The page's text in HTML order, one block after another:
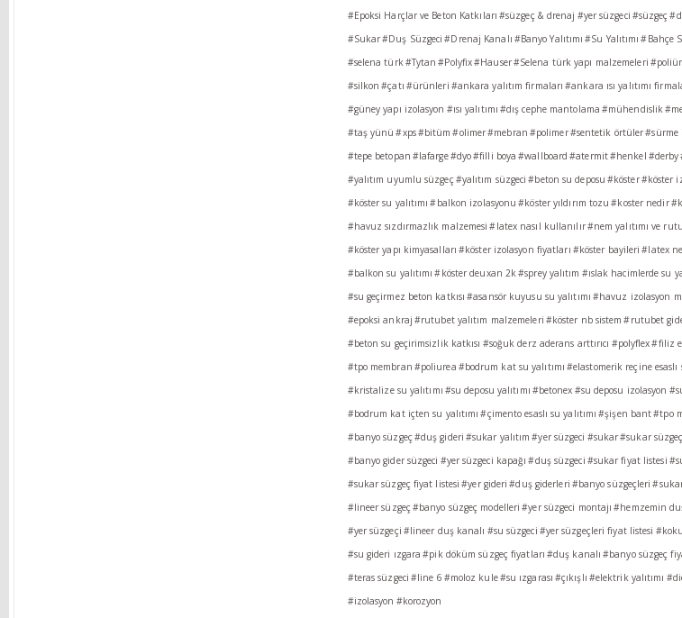
#Epoksi Harçlar ve Beton Katkıları #süzgeç & drenaj #yer süzgeci #süzgeç
#Sukar#Duş Süzgeci #Drenaj Kanalı #Banyo Yalıtımı #Su Yalıtımı #Bahçe
#selena türk#Tytan #Polyfix#Hauser#Selena türk yapı malzemeleri
#silkon #çatı #ürünleri #ankara yalıtım firmaları #ankara ısı yalıtımı
#güney yapı izolasyon #ısı yalıtımı #dış cephe mantolama #mühendislik
#taş yünü #xps#bitüm #olimer#mebran #polimer#sentetik örtüler#sürme
#tepe betopan #lafarge#dyo#filli boya #wallboard #atermit#henkel #derby
#yalıtım uyumlu süzgeç#yalıtım süzgeci #beton su deposu #köster#köster
#köster su yalıtımı #balkon izolasyonu #köster yıldırım tozu #koster nedir
#havuz sızdırmazlık malzemesi #latex nasıl kullanılır#nem yalıtımı ve
#köster yapı kimyasalları #köster izolasyon fiyatları #köster bayileri #latex
#balkon su yalıtımı #köster deuxan 2k#sprey yalıtım #ıslak hacimlerde su
#su geçirmez beton katkısı #asansör kuyusu su yalıtımı #havuz izolasyon
#epoksi ankraj #rutubet yalıtım malzemeleri #köster nb sistem #rutubet
#beton su geçirimsizlik katkısı #soğuk derz aderans arttırıcı #polyflex#filiz
#tpo membran #poliurea #bodrum kat su yalıtımı #elastomerik reçine esaslı
#kristalize su yalıtımı #su deposu yalıtımı #betonex #su deposu izolasyon
#bodrum kat içten su yalıtımı #çimento esaslı su yalıtımı #şişen bant#tpo
#banyo süzgeç#duş gideri #sukar yalıtım #yer süzgeci #sukar#sukar süzgeç
#banyo gider süzgeci #yer süzgeci kapağı #duş süzgeci #sukar fiyat listesi
#sukar süzgeç fiyat listesi #yer gideri #duş giderleri #banyo süzgeçleri
#lineer süzgeç#banyo süzgeç modelleri #yer süzgeci montajı #hemzemin
#yer süzgeçi #lineer duş kanalı #su süzgeci #yer süzgeçleri fiyat listesi
#su gideri ızgara #pik döküm süzgeç fiyatları #duş kanalı #banyo süzgeç
#teras süzgeci #line 6 #moloz kule#su ızgarası #çıkışlı #elektrik yalıtımı
#izolasyon #korozyon